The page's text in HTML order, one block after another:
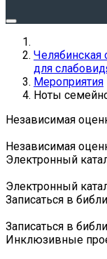
Челябинская
для
Мероприятия
Ноты
Независимая
Независимая
Электронный
Электронный
Записаться в
Записаться в
Инклюзивные